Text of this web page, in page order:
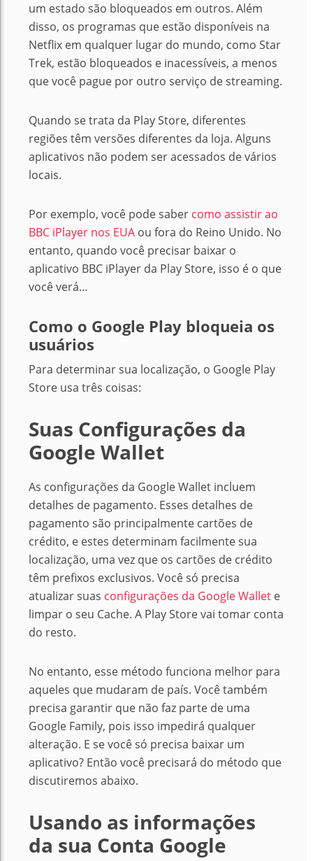
um estado são bloqueados em outros. Além
disso, os programas que estão disponíveis na
Netflix em qualquer lugar do mundo, como Star
Trek, estão bloqueados e inacessíveis, a menos
que você pague por outro serviço de streaming.
Quando se trata da Play Store, diferentes
regiões têm versões diferentes da loja. Alguns
aplicativos não podem ser acessados ​​de vários
locais.
Por exemplo, você pode saber como assistir ao
BBC iPlayer nos EUA ou fora do Reino Unido. No
entanto, quando você precisar baixar o
aplicativo BBC iPlayer da Play Store, isso é o que
você verá…
Como o Google Play bloqueia os
usuários
Para determinar sua localização, o Google Play
Store usa três coisas:
Suas Configurações da
Google Wallet
As configurações da Google Wallet incluem
detalhes de pagamento. Esses detalhes de
pagamento são principalmente cartões de
crédito, e estes determinam facilmente sua
localização, uma vez que os cartões de crédito
têm prefixos exclusivos. Você só precisa
atualizar suas configurações da Google Wallet e
limpar o seu Cache. A Play Store vai tomar conta
do resto.
No entanto, esse método funciona melhor para
aqueles que mudaram de país. Você também
precisa garantir que não faz parte de uma
Google Family, pois isso impedirá qualquer
alteração. E se você só precisa baixar um
aplicativo? Então você precisará do método que
discutiremos abaixo.
Usando as informações
da sua Conta Google